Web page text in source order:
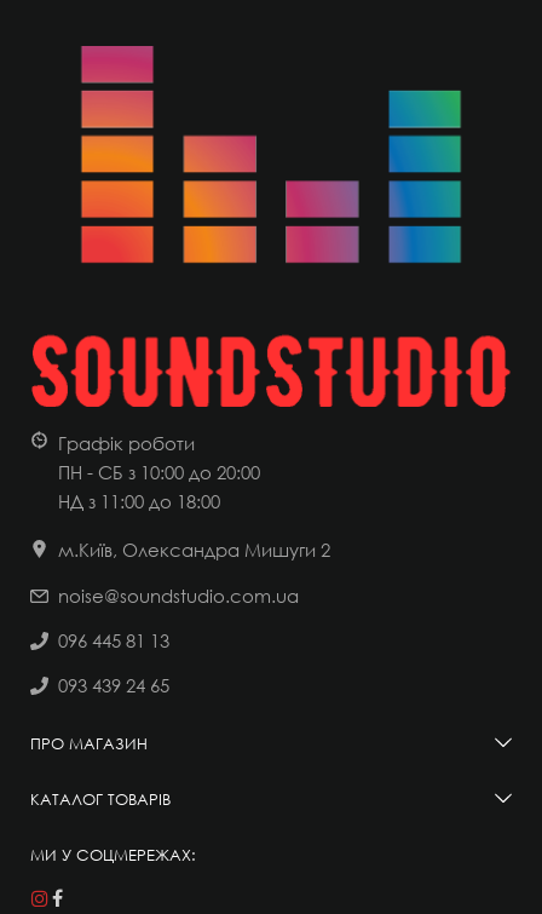
Графік роботи
ПН - СБ з 10:00 до 20:00
НД з 11:00 до 18:00
м.Київ, Олександра Мишуги 2
noise@soundstudio.com.ua
096 445 81 13
093 439 24 65
ПРО МАГАЗИН
КАТАЛОГ ТОВАРІВ
МИ У СОЦМЕРЕЖАХ: